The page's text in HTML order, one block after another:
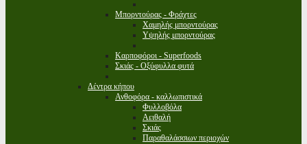
Μπορντούρας - Φράχτες
Χαμηλής μπορντούρας
Υψηλής μπορντούρας
Καρποφόροι - Superfoods
Σκιάς - Οξύφυλλα φυτά
Δέντρα κήπου
Ανθοφόρα - καλλωπιστικά
Φυλλοβόλα
Αειθαλή
Σκιάς
Παραθαλάσσιων περιοχών